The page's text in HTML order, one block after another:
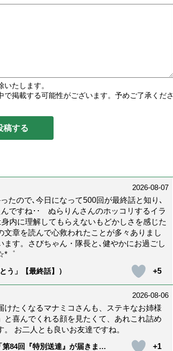
たします。
掲載する可能性がございます。予めご了承くださ
2026-08-07
たので､今日になって500回が最終話と知り､
ですね･･ ぬらりんさんのホッコリするイラ
に理解してもらえないもどかしさを感じた
文章を読んで心救われたことが多々ありまし
す。さびちゃん・隊長と､健やかにお過ごし
゜
う」【最終話】）
+5
2026-08-06
けたくなるマナミコさんも、ステキなお姉様
喜んでくれる顔を見たくて、あれこれ詰め
お二人とも良いお友達ですね。
84回『特別送達』が届きまし
+1